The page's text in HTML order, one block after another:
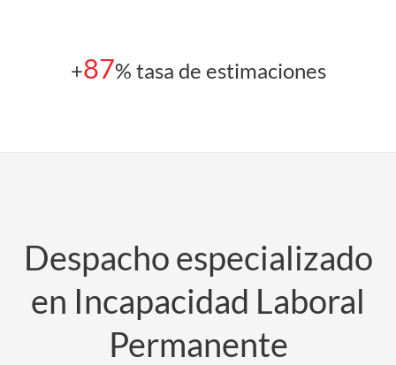
+87% tasa de estimaciones
Despacho especializado
en Incapacidad Laboral
Permanente